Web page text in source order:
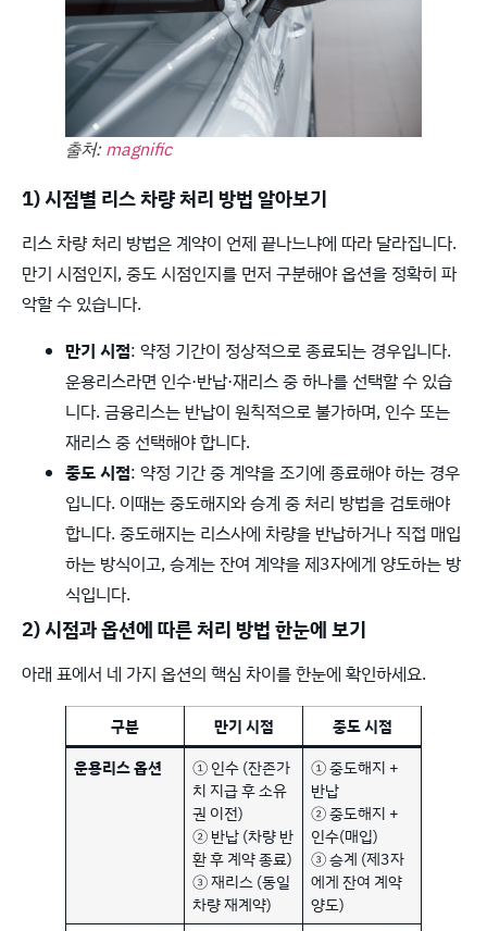
출처:magnific
1) 시점별 리스 차량 처리 방법 알아보기
리스 차량 처리 방법은 계약이 언제 끝나느냐에 따라 달라집니다.
만기 시점인지, 중도 시점인지를 먼저 구분해야 옵션을 정확히 파
악할 수 있습니다.
만기 시점: 약정 기간이 정상적으로 종료되는 경우입니다.
운용리스라면 인수·반납·재리스 중 하나를 선택할 수 있습
니다. 금융리스는 반납이 원칙적으로 불가하며, 인수 또는
재리스 중 선택해야 합니다.
중도 시점: 약정 기간 중 계약을 조기에 종료해야 하는 경우
입니다. 이때는 중도해지와 승계 중 처리 방법을 검토해야
합니다. 중도해지는 리스사에 차량을 반납하거나 직접 매입
하는 방식이고, 승계는 잔여 계약을 제3자에게 양도하는 방
식입니다.
2) 시점과 옵션에 따른 처리 방법 한눈에 보기
아래 표에서 네 가지 옵션의 핵심 차이를 한눈에 확인하세요.
구분 만기 시점
중도 시점
운용리스 옵션
① 인수 (잔존가
치 지급 후 소유
권 이전)
② 반납 (차량 반
환 후 계약 종료)
③ 재리스 (동일
차량 재계약)
① 중도해지 +
반납
② 중도해지 +
인수(매입)
③ 승계 (제3자
에게 잔여 계약
양도)